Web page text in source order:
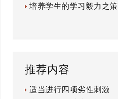
培养学生的学习毅力之策
推荐内容
适当进行四项劣性刺激